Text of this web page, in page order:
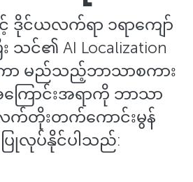
ဒိုင်ယလက်ရာ ၁ရာကျော်
သင်၏ AI Localization
မည်သည့်ဘာသာစကား
ောင်းအရာကို ဘာသာ
က်တိုးတက်ကောင်းမွန်
ြုလုပ်နိုင်ပါသည်: